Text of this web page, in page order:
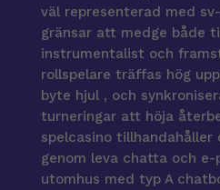
väl representerad med
gränsar att medge både
instrumentalist och
rollspelare träffas hög
byte hjul , och
turneringar att höja
spelcasino
genom leva chatta och e-
utomhus med typ A